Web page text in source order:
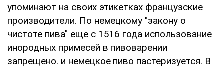
упоминают на своих этикетках французские
производители. По немецкому "закону о
чистоте пива" еще с 1516 года использование
инородных примесей в пивоварении
запрещено. и немецкое пиво пастеризуется. В